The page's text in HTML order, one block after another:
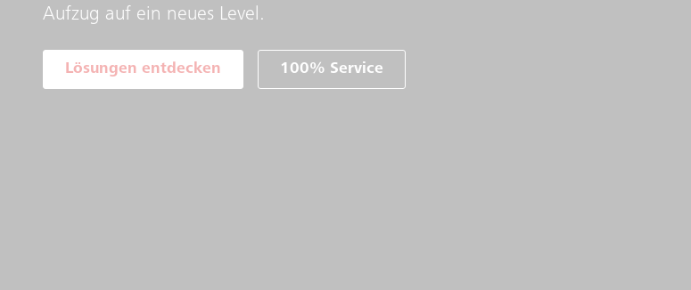
Aufzug auf ein neues Level.
Lösungen entdecken 100% Service